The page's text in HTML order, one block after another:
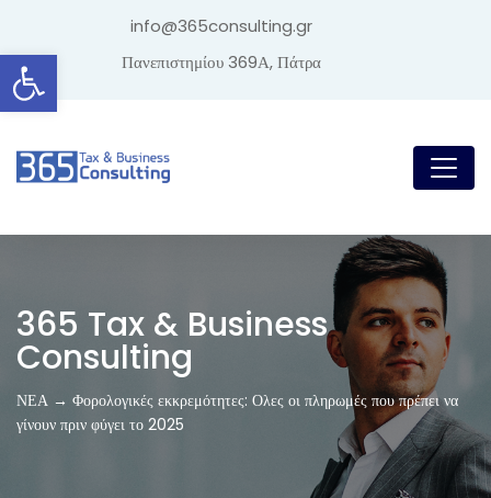
Ανοίξτε τη γραμμή εργαλείων
info@365consulting.gr
Πανεπιστημίου 369Α, Πάτρα
365 Tax & Business
Consulting
ΝΕΑ → Φορολογικές εκκρεμότητες: Ολες οι πληρωμές που πρέπει να
γίνουν πριν φύγει το 2025